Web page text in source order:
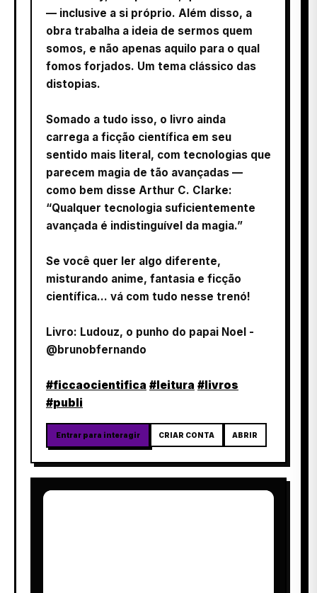
— inclusive a si próprio. Além disso, a
obra trabalha a ideia de sermos quem
somos, e não apenas aquilo para o qual
fomos forjados. Um tema clássico das
distopias.
Somado a tudo isso, o livro ainda
carrega a ficção científica em seu
sentido mais literal, com tecnologias que
parecem magia de tão avançadas —
como bem disse Arthur C. Clarke:
“Qualquer tecnologia suficientemente
avançada é indistinguível da magia.”
Se você quer ler algo diferente,
misturando anime, fantasia e ficção
científica… vá com tudo nesse trenó!
Livro: Ludouz, o punho do papai Noel -
@brunobfernando
#ficcaocientifica #leitura #livros
#publi
Entrar para interagir CRIAR CONTA ABRIR